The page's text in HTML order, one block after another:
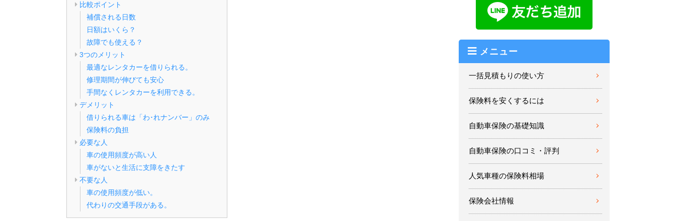
比較ポイント
補償される日数
日額はいくら？
故障でも使える？
3つのメリット
最適なレンタカーを借りられる。
修理期間が伸びても安心
手間なくレンタカーを利用できる。
デメリット
借りられる車は「わ･れナンバー」のみ
保険料の負担
必要な人
車の使用頻度が高い人
車がないと生活に支障をきたす
不要な人
車の使用頻度が低い。
代わりの交通手段がある。
メニュー
一括見積もりの使い方
保険料を安くするには
自動車保険の基礎知識
自動車保険の口コミ・評判
人気車種の保険料相場
保険会社情報